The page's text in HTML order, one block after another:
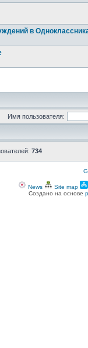
в
Имя пользователя:
734
News Site map
Создано на основе